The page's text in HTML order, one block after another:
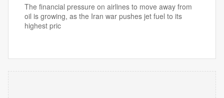
The financial pressure on airlines to move away from
oil is growing, as the Iran war pushes jet fuel to its
highest pric